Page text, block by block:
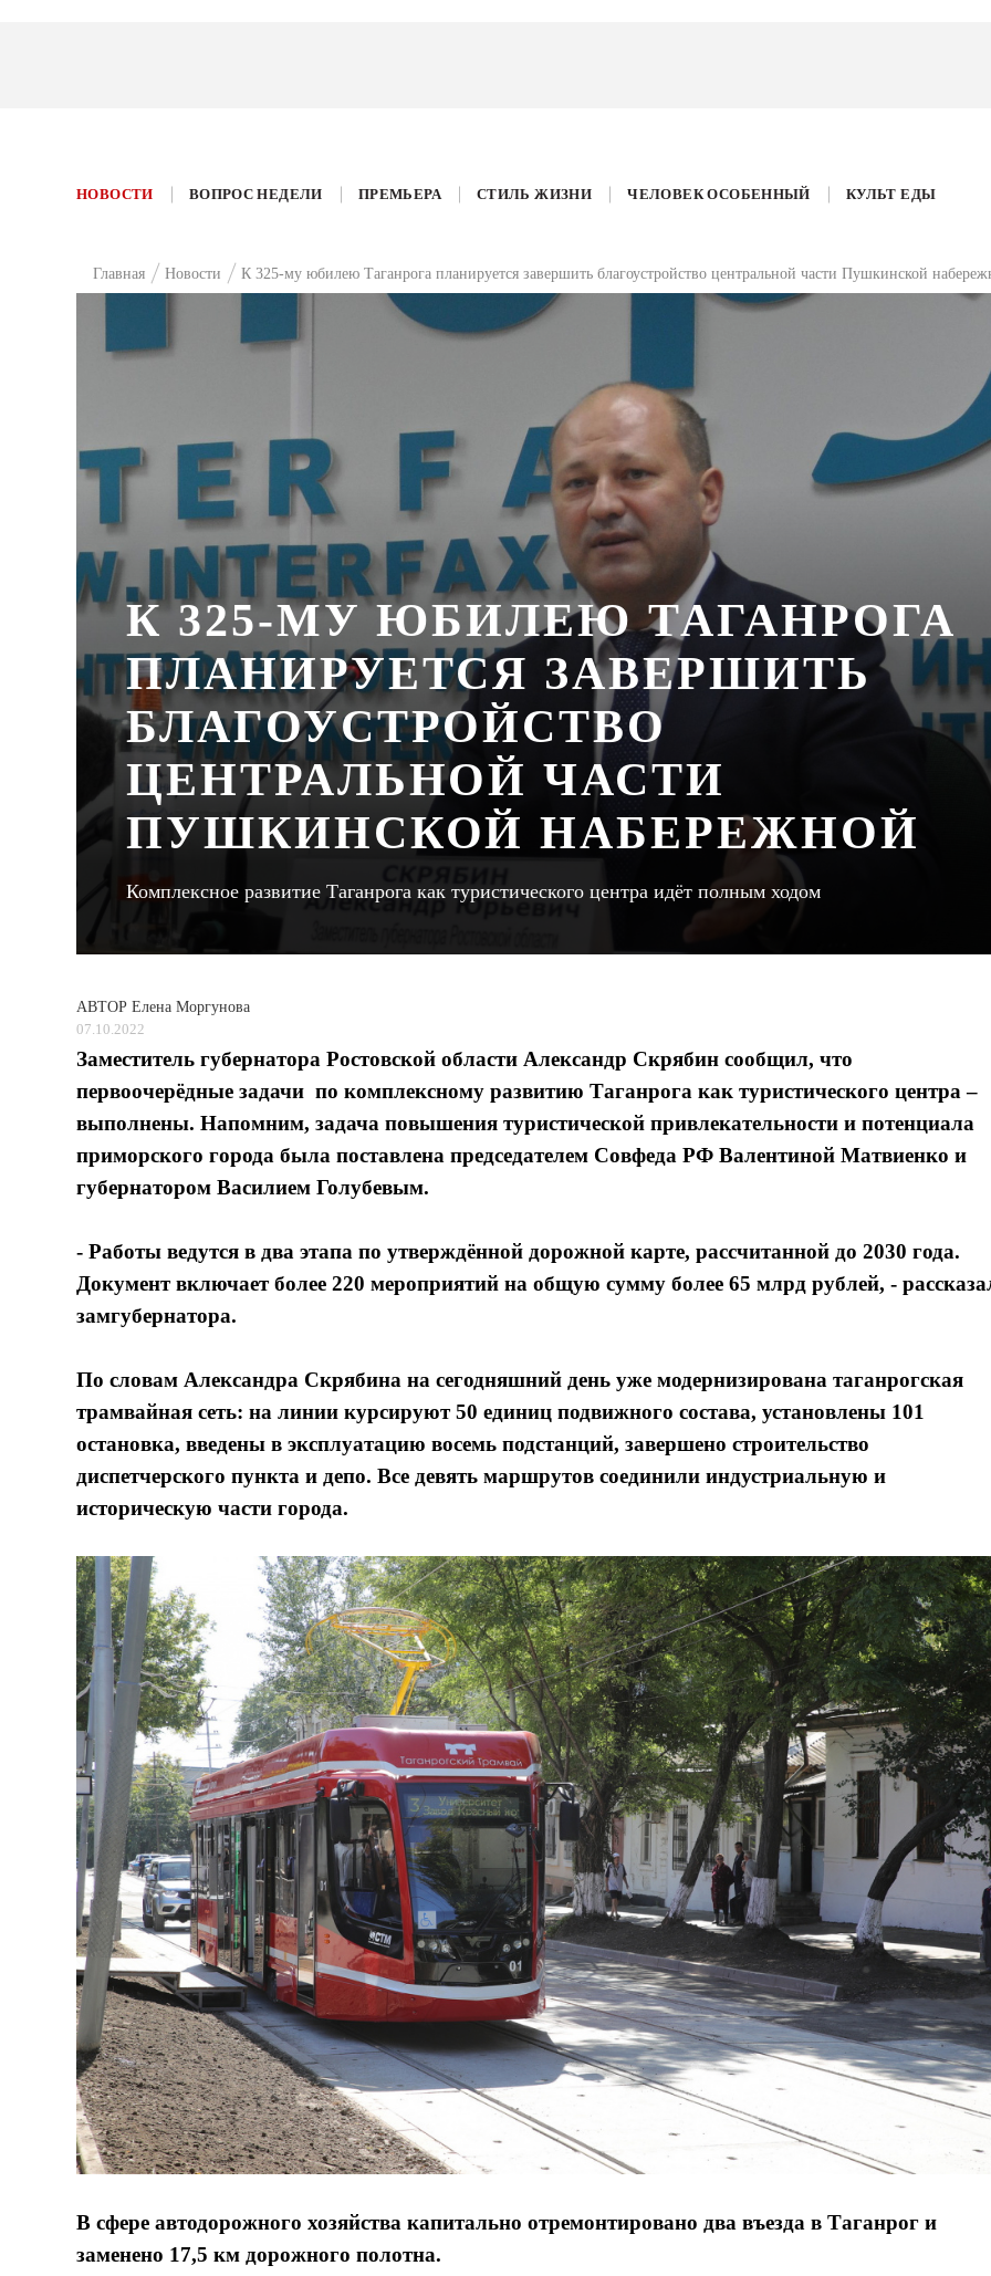
НОВОСТИ ВОПРОС НЕДЕЛИ ПРЕМЬЕРА СТИЛЬ ЖИЗНИ ЧЕЛОВЕК ОСОБЕННЫЙ КУЛЬТ ЕДЫ
Главная Новости К 325-му юбилею Таганрога планируется завершить благоустройство центральной части Пушкинской
К 325-МУ ЮБИЛЕЮ ТАГАНРОГА
ПЛАНИРУЕТСЯ ЗАВЕРШИТЬ
БЛАГОУСТРОЙСТВО
ЦЕНТРАЛЬНОЙ ЧАСТИ
ПУШКИНСКОЙ НАБЕРЕЖНОЙ
Комплексное развитие Таганрога как туристического центра идёт полным ходом
АВТОР Елена Моргунова
07.10.2022
Заместитель губернатора Ростовской области Александр Скрябин сообщил, что
первоочерёдные задачи по комплексному развитию Таганрога как туристического центра –
выполнены. Напомним, задача повышения туристической привлекательности и потенциала
приморского города была поставлена председателем Совфеда РФ Валентиной Матвиенко и
губернатором Василием Голубевым.
- Работы ведутся в два этапа по утверждённой дорожной карте, рассчитанной до 2030 года.
Документ включает более 220 мероприятий на общую сумму более 65 млрд рублей, -
замгубернатора.
По словам Александра Скрябина на сегодняшний день уже модернизирована таганрогская
трамвайная сеть: на линии курсируют 50 единиц подвижного состава, установлены 101
остановка, введены в эксплуатацию восемь подстанций, завершено строительство
диспетчерского пункта и депо. Все девять маршрутов соединили индустриальную и
историческую части города.
В сфере автодорожного хозяйства капитально отремонтировано два въезда в Таганрог и
заменено 17,5 км дорожного полотна.